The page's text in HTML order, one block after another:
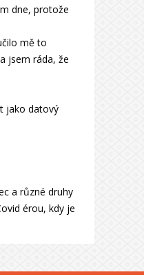
dne, protože
mě to
jsem ráda, že
jako datový
a různé druhy
érou, kdy je